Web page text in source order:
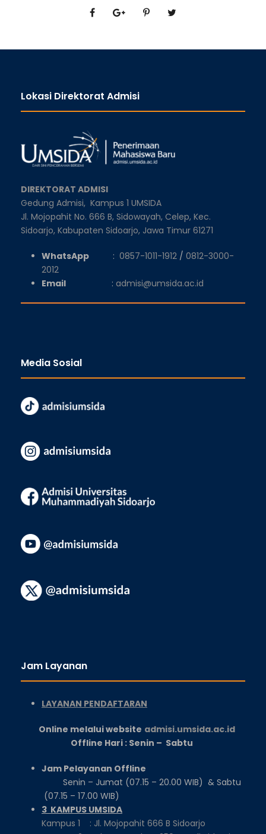
Lokasi Direktorat Admisi
DIREKTORAT ADMISI
Gedung Admisi, Kampus 1 UMSIDA
Jl. Mojopahit No. 666 B, Sidowayah, Celep, Kec.
Sidoarjo, Kabupaten Sidoarjo, Jawa Timur 61271
WhatsApp : 0857-1011-1912 / 0812-3000-
2012
Email
: admisi@umsida.ac.id
Media Sosial
Jam Layanan
LAYANAN PENDAFTARAN
Online melalui website admisi.umsida.ac.id
Offline Hari : Senin – Sabtu
Jam Pelayanan Offline
Senin – Jumat (07.15 – 20.00 WIB) & Sabtu
(07.15 – 17.00 WIB)
3 KAMPUS UMSIDA
Kampus 1 : Jl. Mojopahit 666 B Sidoarjo